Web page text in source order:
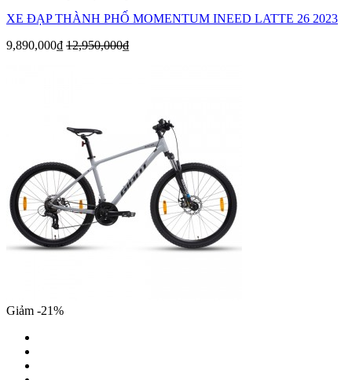
XE ĐẠP THÀNH PHỐ MOMENTUM INEED LATTE 26 2023
9,890,000₫ 12,950,000₫
Giảm -21%